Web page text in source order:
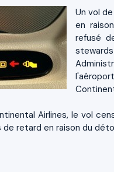
Un vol
en
refusé
Airlines, le vol
de retard en raison du